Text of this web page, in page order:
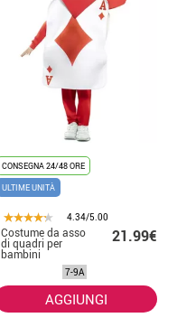
CONSEGNA 24/48 ORE
ULTIME UNITÀ
4.34/5.00
Costume da asso
di quadri per
bambini
21.99€
7-9A
AGGIUNGI